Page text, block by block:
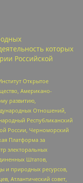
которых
Российской
Открытое
Американо-
развитию,
Отношений,
Республиканский
России, Черноморский
Платформа за
электоральных
Штатов,
и природных ресурсов,
Атлантический совет,